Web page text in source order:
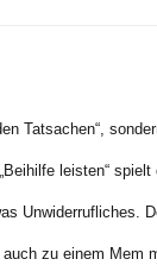
Tatsachen“,
leisten“
Unwiderrufliches.
zu einem Mem